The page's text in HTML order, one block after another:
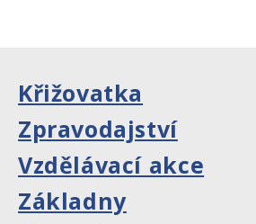
Křižovatka
Zpravodajství
Vzdělávací akce
Základny